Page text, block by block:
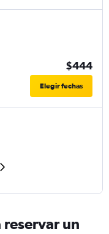
$444
Elegir fechas
un